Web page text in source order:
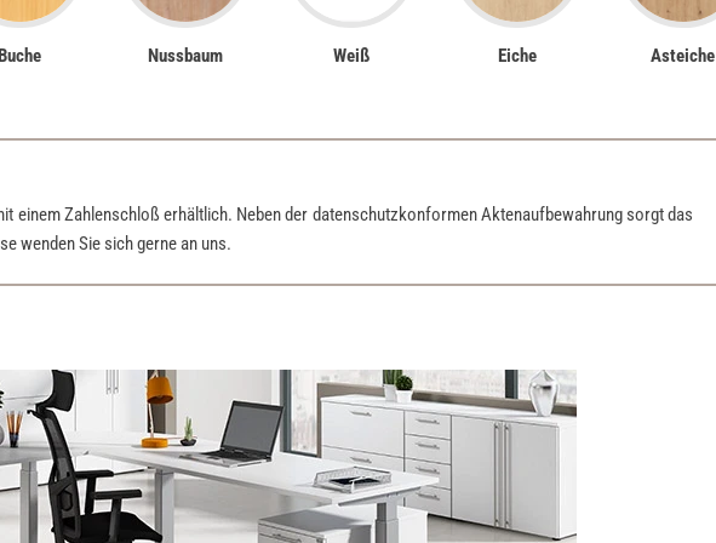
Nussbaum Weiß Eiche Asteiche
einem Zahlenschloß erhältlich. Neben der datenschutzkonformen Aktenaufbewahrung sorgt das
wenden Sie sich gerne an uns.